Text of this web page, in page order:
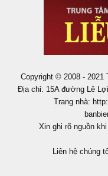
Copyright © 2008 - 2021
Địa chỉ: 15A đường Lê
Trang nhà:
Xin ghi rõ nguồn
Liên hệ chúng